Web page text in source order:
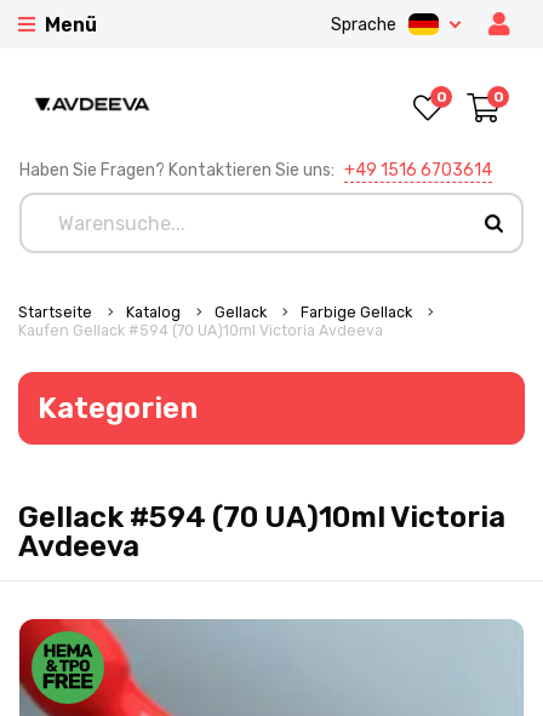
Menü Sprache
Haben Sie Fragen? Kontaktieren Sie uns: +49 1516 6703614
0 0
Startseite Katalog Gellack
Farbige Gellack
Kaufen Gellack #594 (70 UA)10ml Victoria Avdeeva
Kategorien
Gellack #594 (70 UA)10ml Victoria
Avdeeva